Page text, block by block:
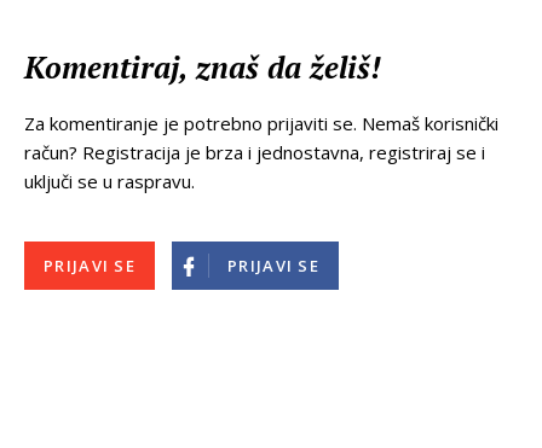
Komentiraj, znaš da želiš!
Za komentiranje je potrebno prijaviti se. Nemaš korisnički
račun? Registracija je brza i jednostavna, registriraj se i
uključi se u raspravu.
PRIJAVI SE PRIJAVI SE